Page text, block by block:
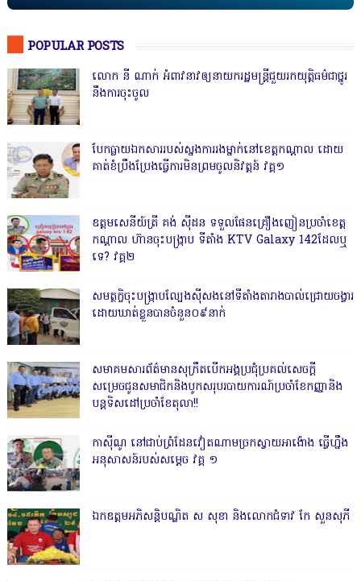
POPULAR POSTS
លោក នី ណាក់ អំពាវនាវឲ្យនាយករដ្ឋមន្ត្រីជួយរកយុត្តិធម៌ជាថ្នូរ
នឹងការចុះចូល
បែកធ្លាយឯកសាររបស់ស្នងការរងម្នាក់នៅខេត្តកណ្ដាល ដោយ
គាត់ខំប្រឹងប្រែងធ្វើការមិនព្រមចូលនិវត្តន៍ វគ្គ១
ឧត្តមសេនីយ៍ត្រី គង់ ស៊ីដន ទទួលផែនគ្រឿងញៀនប្រចាំខេត្ត
កណ្តាល ហ៊ានចុះបង្ក្រាប ទីតាំង KTV Galaxy 142ដែលឬ
ទេ? វគ្គ២
សមត្ថកិ្ចចុះបង្ក្រាបល្បែងស៊ីសងនៅទីតាំងតារាងបាល់ជ្រោយចង្វារ
ដោយឃាត់ខ្លួនបានចំនួន០៩នាក់
សមាគមសារព័ត៌មានសុក្រឹតបើកអង្គប្រជុំប្រគល់សេចក្តី
សម្រេចជូនសមាជិកនិងបូកសរុបរបាយការណ៍ប្រចាំខែកញ្ញានិង
បន្តទិសដៅប្រចាំខែតុលា!!
កាសុីណូ នៅជាប់ព្រំដែនវៀតណាមច្រកស្វាយអាង៉ោង ធ្វើហ្នឹង
អនុសាសន៍របស់សម្ដេច វគ្គ ១
ឯកឧត្តមអភិសន្តិបណ្ឌិត ស សុខា និងលោកជំទាវ កែ សួនសុភី